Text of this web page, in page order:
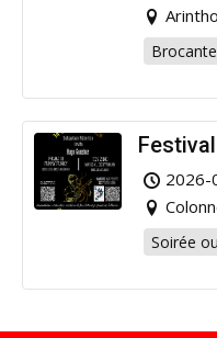
2026-
Soirée